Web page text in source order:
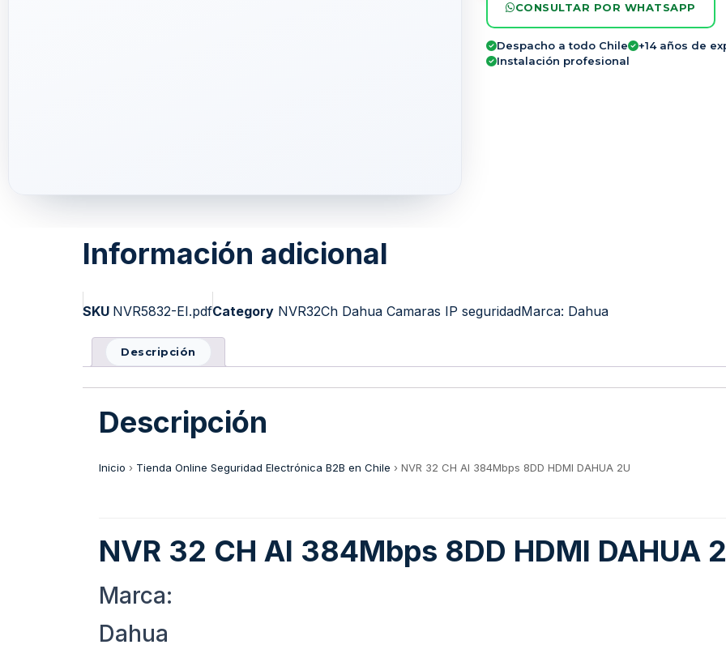
CONSULTAR POR WHATSAPP
Despacho a todo Chile
+14 años de
Instalación profesional
Información adicional
SKU NVR5832-EI.pdfCategory NVR32Ch Dahua Camaras IP seguridadMarca: Dahua
Descripción
Descripción
Inicio › Tienda Online Seguridad Electrónica B2B en Chile › NVR 32 CH AI 384Mbps 8DD HDMI DAHUA 2U
NVR 32 CH AI 384Mbps 8DD HDMI DAHUA
Marca:
Dahua